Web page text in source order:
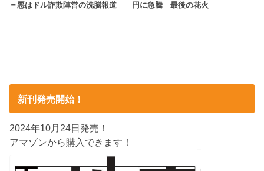
＝悪はドル詐欺陣営の洗脳報道
円に急騰 最後の花火
新刊発売開始！
2024年10月24日発売！
アマゾンから購入できます！